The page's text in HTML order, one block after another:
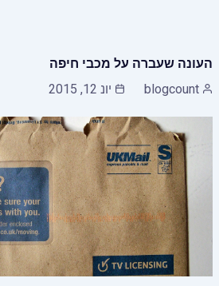
העונה שעברה על מכבי חיפה
blogcount יונ 12, 2015